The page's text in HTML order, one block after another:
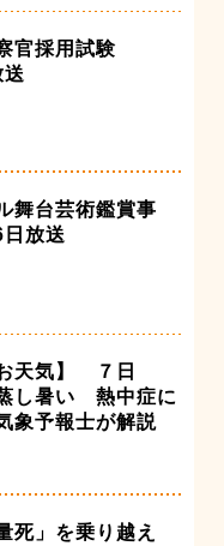
官採用試験
舞台芸術鑑賞事
放送
天気】 ７日
し暑い 熱中症に
象予報士が解説
死」を乗り越え